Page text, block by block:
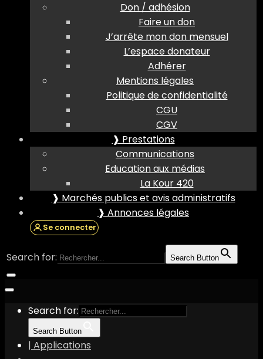
Don / adhésion
Faire un don
J’arrête mon don mensuel
L’espace donateur
Adhérer
Mentions légales
Politique de confidentialité
CGU
CGV
❱ Prestations
Communications
Education aux médias
La Kour 420
❱ Marchés publics et avis administratifs
❱ Annonces légales
Se connecter
Search for: Search Button
Search for:
Search Button
| Applications